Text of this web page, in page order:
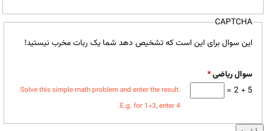
CAPTCHA
این سوال برای این است که تشخیص دهد شما یک ربات مخرب نیستید!
سوال ریاضی*
5 + 2 =
Solve this simple math problem and enter the result.
E.g. for 1+3, enter 4.